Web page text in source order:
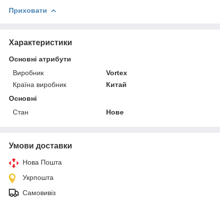
Приховати
Характеристики
Основні атрибути
Виробник
Vortex
Країна виробник
Китай
Основні
Стан
Нове
Умови доставки
Нова Пошта
Укрпошта
Самовивіз